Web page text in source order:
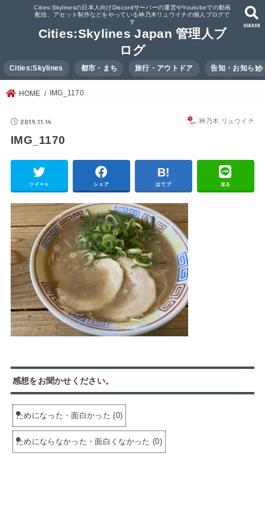
Cities:Skylinesの日本人向けDiscordサーバーの運営やYoutubeでの動画
配信、アセット制作などをやっている神乃木リュウイチの個人ブログで
す
Cities:Skylines Japan 管理人ブ
ログ
SEARCH
Cities:Skylines 都市・まち 旅行・アウトドア 告知・お知らせ
HOME IMG_1170
2019.11.14 神乃木 リュウイチ
IMG_1170
ツイート シェア はてブ 送る
感想をお聞かせください。
ためになった・面白かった (0)
ためにならなかった・面白くなかった (0)